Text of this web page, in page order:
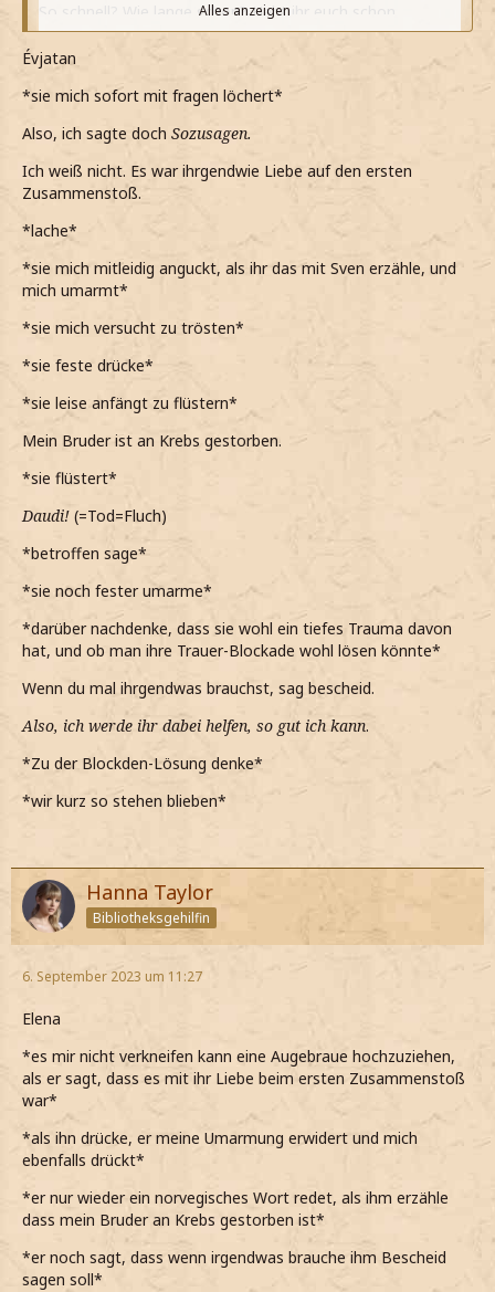
So schnell? Wie lange schon? Habt ihr euch schon
geküsst?
*ihn sofort mit Fragen löchere*
*ihn wohl eher nicht nach Sven hätte fragen sollen, da auf
einmal Tränen in seine Augen steigen*
*auf einmal so sehr in Mitleid verfalle, dass in als Trost
einfach umarme*
Das tut mir so leid
*während der Umarmung leise flüstere*
*beschließe ihm dann auch die Wahrheit zu erzählen, als
er nach mir fragt, wieso so traurig bin*
Mein Bruder ist an Krebs gestorben
*dann ihm endlich erzähle*
Alles anzeigen
Évjatan
*sie mich sofort mit fragen löchert*
Also, ich sagte doch Sozusagen.
Ich weiß nicht. Es war ihrgendwie Liebe auf den ersten
Zusammenstoß.
*lache*
*sie mich mitleidig anguckt, als ihr das mit Sven erzähle, und
mich umarmt*
*sie mich versucht zu trösten*
*sie feste drücke*
*sie leise anfängt zu flüstern*
Mein Bruder ist an Krebs gestorben.
*sie flüstert*
Daudi! (=Tod=Fluch)
*betroffen sage*
*sie noch fester umarme*
*darüber nachdenke, dass sie wohl ein tiefes Trauma davon
hat, und ob man ihre Trauer-Blockade wohl lösen könnte*
Wenn du mal ihrgendwas brauchst, sag bescheid.
Also, ich werde ihr dabei helfen, so gut ich kann.
*Zu der Blockden-Lösung denke*
*wir kurz so stehen blieben*
Hanna Taylor
Bibliotheksgehilfin
6. September 2023 um 11:27
Elena
*es mir nicht verkneifen kann eine Augebraue hochzuziehen,
als er sagt, dass es mit ihr Liebe beim ersten Zusammenstoß
war*
*als ihn drücke, er meine Umarmung erwidert und mich
ebenfalls drückt*
*er nur wieder ein norvegisches Wort redet, als ihm erzähle
dass mein Bruder an Krebs gestorben ist*
*er noch sagt, dass wenn irgendwas brauche ihm Bescheid
sagen soll*